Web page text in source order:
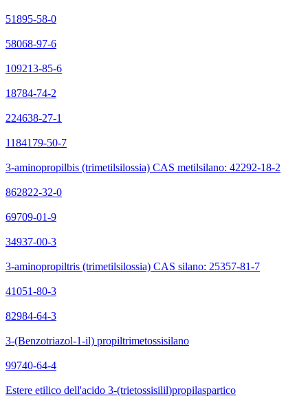
51895-58-0
58068-97-6
109213-85-6
18784-74-2
224638-27-1
1184179-50-7
3-aminopropilbis (trimetilsilossia) CAS metilsilano: 42292-18-2
862822-32-0
69709-01-9
34937-00-3
3-aminopropiltris (trimetilsilossia) CAS silano: 25357-81-7
41051-80-3
82984-64-3
3-(Benzotriazol-1-il) propiltrimetossisilano
99740-64-4
Estere etilico dell'acido 3-(trietossisilil)propilaspartico